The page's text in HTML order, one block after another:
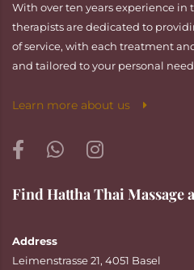
With over ten years experience in
therapists are dedicated to
of service, with each treatment
and tailored to your personal
Learn more about us
Find Hattha Thai Massage
Address
Leimenstrasse 21, 4051 Basel